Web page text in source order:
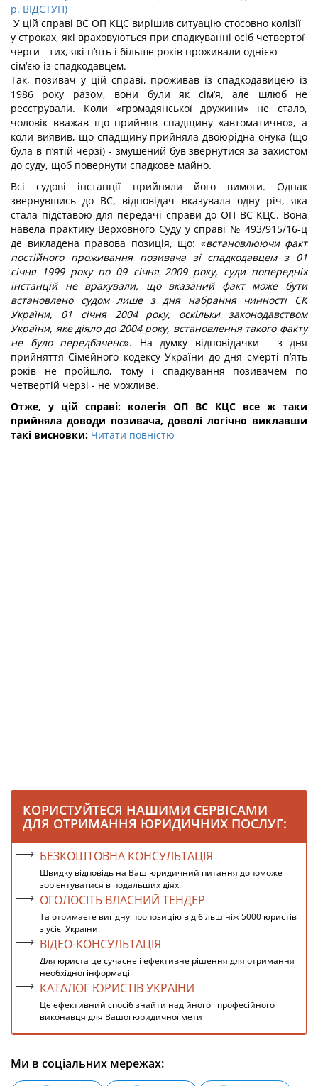
р. ВІДСТУП)
У цій справі ВС ОП КЦС вирішив ситуацію стосовно колізії
у строках, які враховуються при спадкуванні осіб четвертої
черги - тих, які п‘ять і більше років проживали однією
сім‘єю із спадкодавцем.
Так, позивач у цій справі, проживав із спадкодавицею із
1986 року разом, вони були як сім‘я, але шлюб не
реєстрували. Коли «громадянської дружини» не стало,
чоловік вважав що прийняв спадщину «автоматично», а
коли виявив, що спадщину прийняла двоюрідна онука (що
була в п‘ятій черзі) - змушений був звернутися за захистом
до суду, щоб повернути спадкове майно.
Всі судові інстанції прийняли його вимоги. Однак
звернувшись до ВС, відповідач вказувала одну річ, яка
стала підставою для передачі справи до ОП ВС КЦС. Вона
навела практику Верховного Суду у справі № 493/915/16-ц
де викладена правова позиція, що: «встановлюючи факт
постійного проживання позивача зі спадкодавцем з 01
січня 1999 року по 09 січня 2009 року, суди попередніх
інстанцій не врахували, що вказаний факт може бути
встановлено судом лише з дня набрання чинності СК
України, 01 січня 2004 року, оскільки законодавством
України, яке діяло до 2004 року, встановлення такого факту
не було передбачено». На думку відповідачки - з дня
прийняття Сімейного кодексу України до дня смерті п’ять
років не пройшло, тому і спадкування позивачем по
четвертій черзі - не можливе.
Отже, у цій справі: колегія ОП ВС КЦС все ж таки
прийняла доводи позивача, доволі логічно виклавши
такі висновки: Читати повністю
КОРИСТУЙТЕСЯ НАШИМИ СЕРВІСАМИ
ДЛЯ ОТРИМАННЯ ЮРИДИЧНИХ ПОСЛУГ:
БЕЗКОШТОВНА КОНСУЛЬТАЦІЯ
Швидку відповідь на Ваш юридичний питання допоможе
зорієнтуватися в подальших діях.
ОГОЛОСІТЬ ВЛАСНИЙ ТЕНДЕР
Та отримаєте вигідну пропозицію від більш ніж 5000 юристів
з усієї України.
ВІДЕО-КОНСУЛЬТАЦІЯ
Для юриста це сучасне і ефективне рішення для отримання
необхідної інформації
КАТАЛОГ ЮРИСТІВ УКРАЇНИ
Це ефективний спосіб знайти надійного і професійного
виконавця для Вашої юридичної мети
Ми в соціальних мережах: